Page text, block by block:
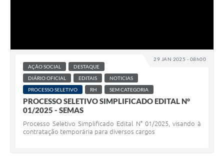
29 JAN 2025 - 08h00
AÇÃO SOCIAL
DESTAQUE
DIÁRIO OFICIAL
EDITAIS
NOTICIAS
PROCESSO SELETIVO
RH SEM CATEGORIA
PROCESSO SELETIVO SIMPLIFICADO EDITAL N°
01/2025 - SEMAS
Processo Seletivo Simplificado Edital N° 01/2025, visando à
contratação temporária para diversos cargos